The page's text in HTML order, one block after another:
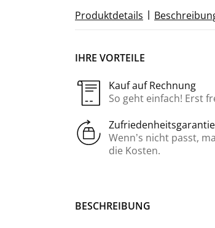
Produktdetails |
IHRE VORTEILE
Kauf auf Rechnung
So geht einfach! Erst
Zufriedenheitsgarantie
Wenn’s nicht passt,
die Kosten.
BE­SCHREI­BUNG